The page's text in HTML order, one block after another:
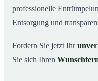
professionelle
Entsorgung und
Fordern Sie jetzt Ihr
Sie sich Ihren